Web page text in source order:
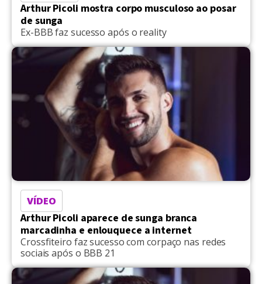
Arthur Picoli mostra corpo musculoso ao posar
de sunga
Ex-BBB faz sucesso após o reality
VÍDEO
Arthur Picoli aparece de sunga branca
marcadinha e enlouquece a internet
Crossfiteiro faz sucesso com corpaço nas redes
sociais após o BBB 21